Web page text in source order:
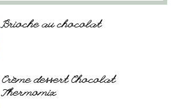
Brioche au chocolat
Crème dessert Chocolat
Thermomix